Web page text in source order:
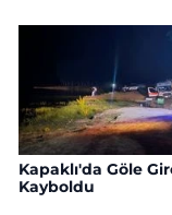
Kapaklı'da Göle
Kayboldu